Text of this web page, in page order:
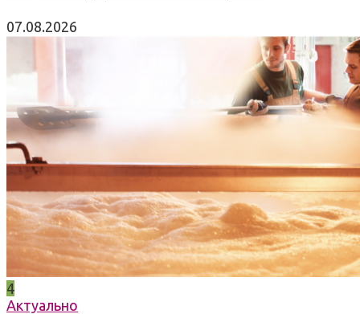
07.08.2026
4
Актуально